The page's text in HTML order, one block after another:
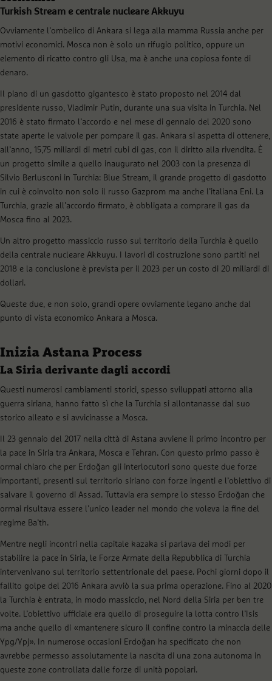
Turkish Stream e centrale nucleare Akkuyu
Ovviamente l’ombelico di Ankara si lega alla mamma Russia anche per
motivi economici. Mosca non è solo un rifugio politico, oppure un
elemento di ricatto contro gli Usa, ma è anche una copiosa fonte di
denaro.
Il piano di un gasdotto gigantesco è stato proposto nel 2014 dal
presidente russo, Vladimir Putin, durante una sua visita in Turchia. Nel
2016 è stato firmato l’accordo e nel mese di gennaio del 2020 sono
state aperte le valvole per pompare il gas. Ankara si aspetta di ottenere,
all’anno, 15,75 miliardi di metri cubi di gas, con il diritto alla rivendita. È
un progetto simile a quello inaugurato nel 2003 con la presenza di
Silvio Berlusconi in Turchia: Blue Stream, il grande progetto di gasdotto
in cui è coinvolto non solo il russo Gazprom ma anche l’italiana Eni. La
Turchia, grazie all’accordo firmato, è obbligata a comprare il gas da
Mosca fino al 2023.
Un altro progetto massiccio russo sul territorio della Turchia è quello
della centrale nucleare Akkuyu. I lavori di costruzione sono partiti nel
2018 e la conclusione è prevista per il 2023 per un costo di 20 miliardi di
dollari.
Queste due, e non solo, grandi opere ovviamente legano anche dal
punto di vista economico Ankara a Mosca.
Inizia Astana Process
La Siria derivante dagli accordi
Questi numerosi cambiamenti storici, spesso sviluppati attorno alla
guerra siriana, hanno fatto sì che la Turchia si allontanasse dal suo
storico alleato e si avvicinasse a Mosca.
Il 23 gennaio del 2017 nella città di Astana avviene il primo incontro per
la pace in Siria tra Ankara, Mosca e Tehran. Con questo primo passo è
ormai chiaro che per Erdoğan gli interlocutori sono queste due forze
importanti, presenti sul territorio siriano con forze ingenti e l’obiettivo di
salvare il governo di Assad. Tuttavia era sempre lo stesso Erdoğan che
ormai risultava essere l’unico leader nel mondo che voleva la fine del
regime Ba’th.
Mentre negli incontri nella capitale kazaka si parlava dei modi per
stabilire la pace in Siria, le Forze Armate della Repubblica di Turchia
intervenivano sul territorio settentrionale del paese. Pochi giorni dopo il
fallito golpe del 2016 Ankara avviò la sua prima operazione. Fino al 2020
la Turchia è entrata, in modo massiccio, nel Nord della Siria per ben tre
volte. L’obiettivo ufficiale era quello di proseguire la lotta contro l’Isis
ma anche quello di «mantenere sicuro il confine contro la minaccia delle
Ypg/Ypj». In numerose occasioni Erdoğan ha specificato che non
avrebbe permesso assolutamente la nascita di una zona autonoma in
queste zone controllata dalle forze di unità popolari.